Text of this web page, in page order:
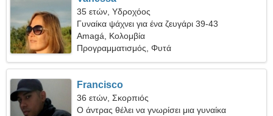
35 ετών, Υδροχόος
Γυναίκα ψάχνει για ένα ζευγάρι 39-43
Amagá, Κολομβία
Προγραμματισμός, Φυτά
Francisco
36 ετών, Σκορπιός
Ο άντρας θέλει να γνωρίσει μια γυναίκα